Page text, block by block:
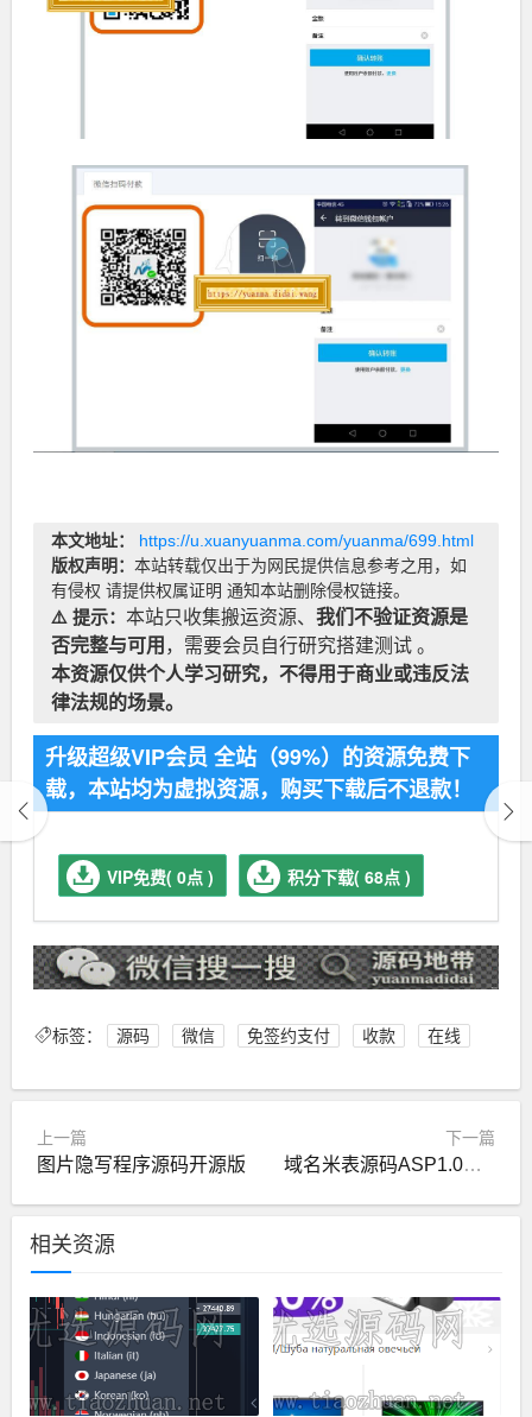
本文地址：
https://u.xuanyuanma.com/yuanma/699.html
版权声明： 本站转载仅出于为网民提供信息参考之用，如
有侵权 请提供权属证明 通知本站删除侵权链接。
⚠️ 提示： 本站只收集搬运资源、 我们不验证资源是
否完整与可用 ，需要会员自行研究搭建测试 。
本资源仅供个人学习研究，不得用于商业或违反法
律法规的场景。
升级超级VIP会员 全站（99%）的资源免费下
载，本站均为虚拟资源，购买下载后不退款！
VIP免费( 0点 ) 积分下载( 68点 )
标签： 源码 微信 免签约支付 收款 在线
上一篇
图片隐写程序源码开源版
下一篇
域名米表源码ASP1.0自用版
相关资源